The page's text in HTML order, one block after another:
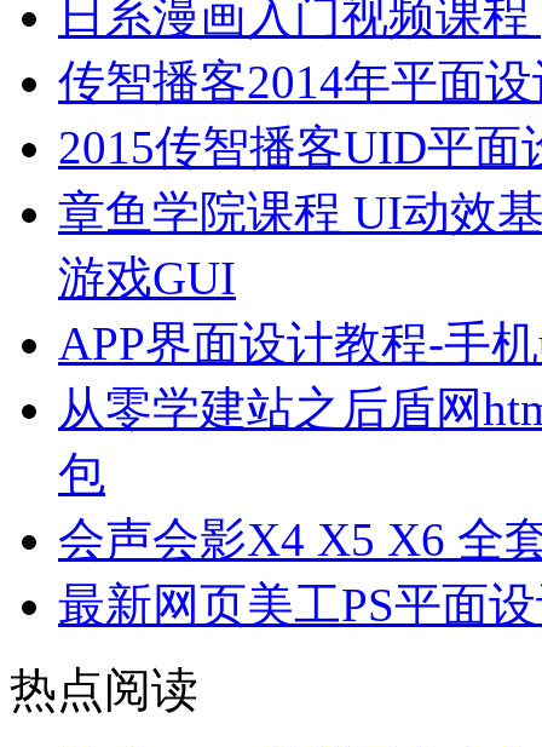
日系漫画入门视频课
传智播客2014年平面
2015传智播客UID平
章鱼学院课程 UI动效
游戏GUI
APP界面设计教程-手
从零学建站之后盾网
包
会声会影X4 X5 X6 全
最新网页美工PS平面
热点阅读